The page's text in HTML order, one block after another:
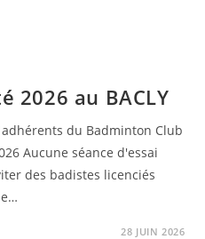
2026 au BACLY
adhérents du Badminton Club
Aucune séance d'essai
des badistes licenciés
28 JUIN 2026